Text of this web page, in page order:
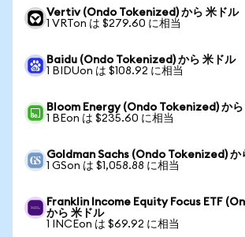
Vertiv (Ondo Tokenized) から 米ドル
1 VRTon は $279.60 に相当
Baidu (Ondo Tokenized) から 米ドル
1 BIDUon は $108.92 に相当
Bloom Energy (Ondo Tokenized) から
1 BEon は $235.60 に相当
Goldman Sachs (Ondo Tokenized) か
1 GSon は $1,058.88 に相当
Franklin Income Equity Focus ETF
から 米ドル
1 INCEon は $69.92 に相当